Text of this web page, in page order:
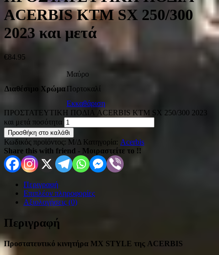
ACERBIS KTM SX 250/300
2023 και μετά
€84.95
Διαθέσιμο Χρώμα
Μαύρο
Πορτοκαλί
Εκκαθάριση
ΠΡΟΣΤΑΤΕΥΤΙΚΗ ΠΟΔΙΑ ACERBIS KTM SX 250/300 2023
και μετά ποσότητα
Προσθήκη στο καλάθι
Κωδικός προϊόντος: Μ/Δ Κατηγορία: Acerbis
Share this with friend - Μοιραστείτε το !!
Περιγραφή
Επιπλέον πληροφορίες
Αξιολογήσεις (0)
Περιγραφή
Προστατευτικό κινητήρα MX STYLE της ACERBIS